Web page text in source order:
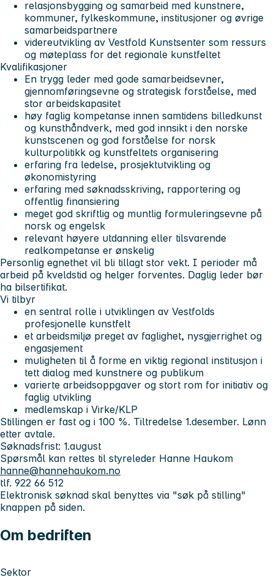
relasjonsbygging og samarbeid med kunstnere,
kommuner, fylkeskommune, institusjoner og øvrige
samarbeidspartnere
videreutvikling av Vestfold Kunstsenter som ressurs
og møteplass for det regionale kunstfeltet
Kvalifikasjoner
En trygg leder med gode samarbeidsevner,
gjennomføringsevne og strategisk forståelse, med
stor arbeidskapasitet
høy faglig kompetanse innen samtidens billedkunst
og kunsthåndverk, med god innsikt i den norske
kunstscenen og god forståelse for norsk
kulturpolitikk og kunstfeltets organisering
erfaring fra ledelse, prosjektutvikling og
økonomistyring
erfaring med søknadsskriving, rapportering og
offentlig finansiering
meget god skriftlig og muntlig formuleringsevne på
norsk og engelsk
relevant høyere utdanning eller tilsvarende
realkompetanse er ønskelig
Personlig egnethet vil bli tillagt stor vekt. I perioder må
arbeid på kveldstid og helger forventes. Daglig leder bør
ha bilsertifikat.
Vi tilbyr
en sentral rolle i utviklingen av Vestfolds
profesjonelle kunstfelt
et arbeidsmiljø preget av faglighet, nysgjerrighet og
engasjement
muligheten til å forme en viktig regional institusjon i
tett dialog med kunstnere og publikum
varierte arbeidsoppgaver og stort rom for initiativ og
faglig utvikling
medlemskap i Virke/KLP
Stillingen er fast og i 100 %. Tiltredelse 1.desember. Lønn
etter avtale.
Søknadsfrist: 1.august
Spørsmål kan rettes til styreleder Hanne Haukom
hanne@hannehaukom.no
tlf. 922 66 512
Elektronisk søknad skal benyttes via "søk på stilling"
knappen på siden.
Om bedriften
Sektor